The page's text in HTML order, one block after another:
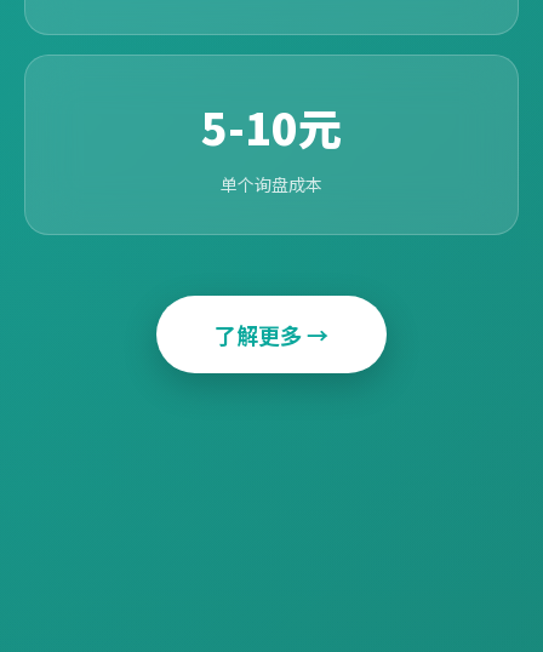
5-10元
单个询盘成本
了解更多 →